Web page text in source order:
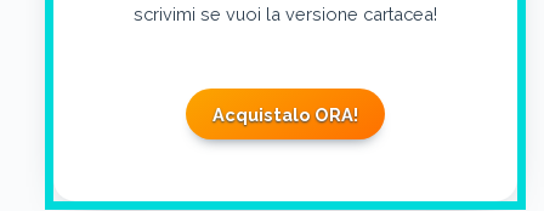
scrivimi se vuoi la versione cartacea!
Acquistalo ORA!